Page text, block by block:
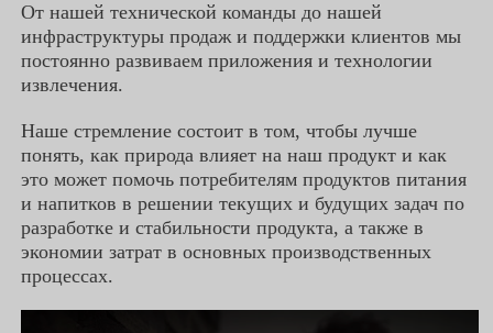
От нашей технической команды до нашей
инфраструктуры продаж и поддержки клиентов мы
постоянно развиваем приложения и технологии
извлечения.
Наше стремление состоит в том, чтобы лучше
понять, как природа влияет на наш продукт и как
это может помочь потребителям продуктов питания
и напитков в решении текущих и будущих задач по
разработке и стабильности продукта, а также в
экономии затрат в основных производственных
процессах.